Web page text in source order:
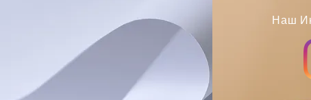
© 2015 Клиника лечебного голодания ТОО «ЕМ ҚОНАР -ХХІ ҒАСЫР»
Государственная лицензия на медицинскую и врачебную деятельность
Наш